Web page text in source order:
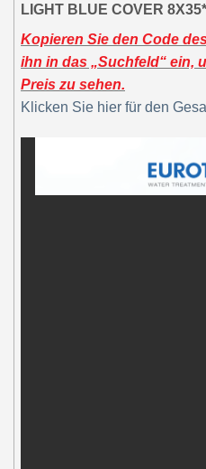
LIGHT BLUE COVER 8X35*
Kopieren Sie den Code
ihn in das „Suchfeld“ ein,
Preis zu sehen.
Klicken Sie hier für den